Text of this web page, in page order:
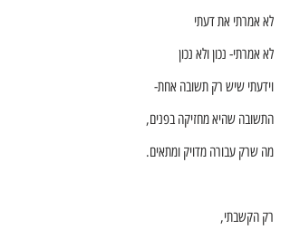
לא אמרתי את דעתי
לא אמרתי- נכון ולא נכון
וידעתי שיש רק תשובה אחת-
התשובה שהיא מחזיקה בפנים,
מה שרק עבורה מדויק ומתאים.
רק הקשבתי,